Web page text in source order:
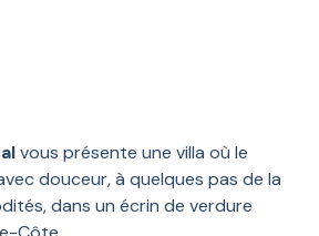
vous présente une villa où le
douceur, à quelques pas de la
dans un écrin de verdure